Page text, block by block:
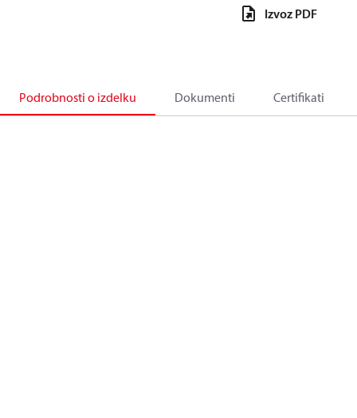
Izvoz PDF
Podrobnosti o izdelku Dokumenti Certifikati